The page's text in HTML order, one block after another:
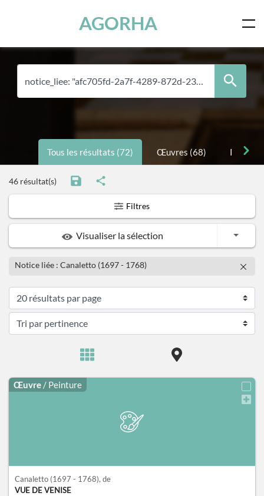
AGORHA
Tous les résultats (72) Œuvres (68)
46 résultat(s)
Filtres
Visualiser la sélection Toggle
Notice liée : Canaletto (1697 - 1768)
Œuvre / Peinture
Canaletto (1697 - 1768), de
VUE DE VENISE